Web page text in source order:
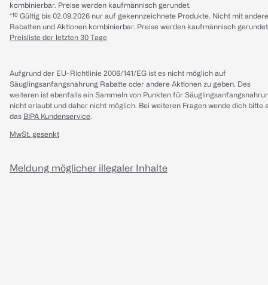
kombinierbar. Preise werden kaufmännisch gerundet.
*¹⁰ Gültig bis 02.09.2026 nur auf gekennzeichnete Produkte. Nicht mit
Rabatten und Aktionen kombinierbar. Preise werden kaufmännisch
Preisliste der letzten 30 Tage
Aufgrund der EU-Richtlinie 2006/141/EG ist es nicht möglich auf
Säuglingsanfangsnahrung Rabatte oder andere Aktionen zu geben. Des
weiteren ist ebenfalls ein Sammeln von Punkten für
nicht erlaubt und daher nicht möglich. Bei weiteren Fragen wende dich bitte
das BIPA Kundenservice.
MwSt. gesenkt
Meldung möglicher illegaler Inhalte